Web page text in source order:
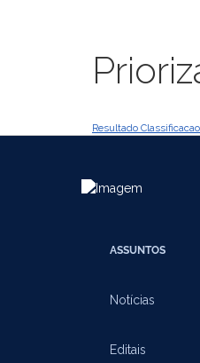
Resultado
ASSUNTOS
Notícias
Editais